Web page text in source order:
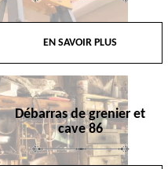
EN SAVOIR PLUS
Débarras de grenier et
cave 86